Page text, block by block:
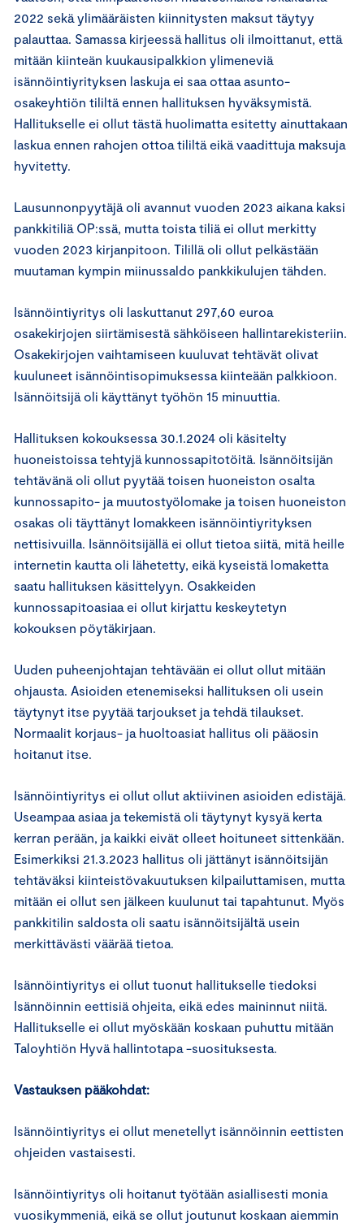
2022 sekä ylimääräisten kiinnitysten maksut täytyy
palauttaa. Samassa kirjeessä hallitus oli ilmoittanut, että
mitään kiinteän kuukausipalkkion ylimeneviä
isännöintiyrityksen laskuja ei saa ottaa asunto-
osakeyhtiön tililtä ennen hallituksen hyväksymistä.
Hallitukselle ei ollut tästä huolimatta esitetty ainuttakaan
laskua ennen rahojen ottoa tililtä eikä vaadittuja maksuja
hyvitetty.
Lausunnonpyytäjä oli avannut vuoden 2023 aikana kaksi
pankkitiliä OP:ssä, mutta toista tiliä ei ollut merkitty
vuoden 2023 kirjanpitoon. Tilillä oli ollut pelkästään
muutaman kympin miinussaldo pankkikulujen tähden.
Isännöintiyritys oli laskuttanut 297,60 euroa
osakekirjojen siirtämisestä sähköiseen hallintarekisteriin.
Osakekirjojen vaihtamiseen kuuluvat tehtävät olivat
kuuluneet isännöintisopimuksessa kiinteään palkkioon.
Isännöitsijä oli käyttänyt työhön 15 minuuttia.
Hallituksen kokouksessa 30.1.2024 oli käsitelty
huoneistoissa tehtyjä kunnossapitotöitä. Isännöitsijän
tehtävänä oli ollut pyytää toisen huoneiston osalta
kunnossapito- ja muutostyölomake ja toisen huoneiston
osakas oli täyttänyt lomakkeen isännöintiyrityksen
nettisivuilla. Isännöitsijällä ei ollut tietoa siitä, mitä heille
internetin kautta oli lähetetty, eikä kyseistä lomaketta
saatu hallituksen käsittelyyn. Osakkeiden
kunnossapitoasiaa ei ollut kirjattu keskeytetyn
kokouksen pöytäkirjaan.
Uuden puheenjohtajan tehtävään ei ollut ollut mitään
ohjausta. Asioiden etenemiseksi hallituksen oli usein
täytynyt itse pyytää tarjoukset ja tehdä tilaukset.
Normaalit korjaus- ja huoltoasiat hallitus oli pääosin
hoitanut itse.
Isännöintiyritys ei ollut ollut aktiivinen asioiden edistäjä.
Useampaa asiaa ja tekemistä oli täytynyt kysyä kerta
kerran perään, ja kaikki eivät olleet hoituneet sittenkään.
Esimerkiksi 21.3.2023 hallitus oli jättänyt isännöitsijän
tehtäväksi kiinteistövakuutuksen kilpailuttamisen, mutta
mitään ei ollut sen jälkeen kuulunut tai tapahtunut. Myös
pankkitilin saldosta oli saatu isännöitsijältä usein
merkittävästi väärää tietoa.
Isännöintiyritys ei ollut tuonut hallitukselle tiedoksi
Isännöinnin eettisiä ohjeita, eikä edes maininnut niitä.
Hallitukselle ei ollut myöskään koskaan puhuttu mitään
Taloyhtiön Hyvä hallintotapa -suosituksesta.
Vastauksen pääkohdat:
Isännöintiyritys ei ollut menetellyt isännöinnin eettisten
ohjeiden vastaisesti.
Isännöintiyritys oli hoitanut työtään asiallisesti monia
vuosikymmeniä, eikä se ollut joutunut koskaan aiemmin